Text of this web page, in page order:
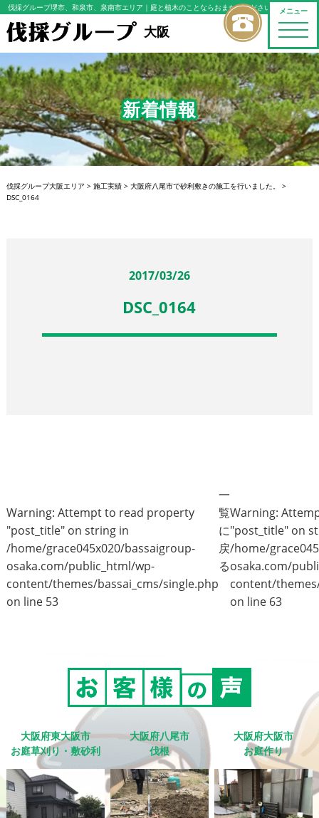
メニュー
toggle
伐採グループ堺市、和泉市、泉南市エリア ｜庭と植木のことならおまかせください
大阪
新着情報
伐採グループ大阪エリア > 施工実績> 大阪府八尾市で砂利敷きの施工を行いました。
>
DSC_0164
2017/03/26
DSC_0164
Warning: Attempt to read property
"post_title" on string in
/home/grace045x020/bassaigroup-
osaka.com/public_html/wp-
content/themes/bassai_cms/single.php
on line 53
一
覧
に
戻
る
Warning:
"post_title" on
/home/
osaka.com/
content/
on line 63
大阪府東大阪市
お庭草刈り・敷砂利
大阪府八尾市
伐根
大阪府大阪市
お庭作り